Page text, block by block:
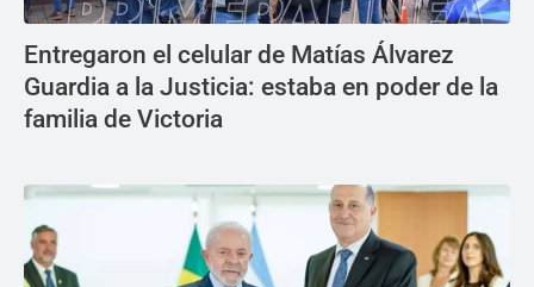
Entregaron el celular de Matías Álvarez
Guardia a la Justicia: estaba en poder de la
familia de Victoria